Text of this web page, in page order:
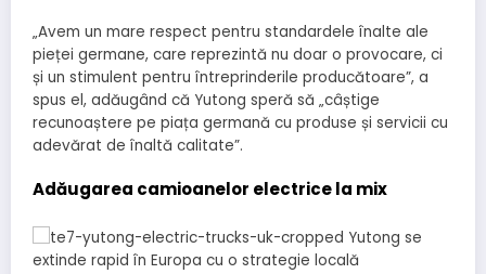
„Avem un mare respect pentru standardele înalte ale
pieței germane, care reprezintă nu doar o provocare, ci
și un stimulent pentru întreprinderile producătoare”, a
spus el, adăugând că Yutong speră să „câștige
recunoaștere pe piața germană cu produse și servicii cu
adevărat de înaltă calitate”.
Adăugarea camioanelor electrice la mix